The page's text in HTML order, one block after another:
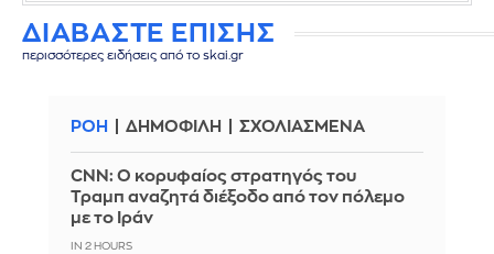
ΔΙΑΒΑΣΤΕ ΕΠΙΣΗΣ
περισσότερες ειδήσεις από το skai.gr
ΡΟΗ ΔΗΜΟΦΙΛΗ ΣΧΟΛΙΑΣΜΕΝΑ
CNN: Ο κορυφαίος στρατηγός του
Τραμπ αναζητά διέξοδο από τον πόλεμο
με το Ιράν
IN 2 HOURS